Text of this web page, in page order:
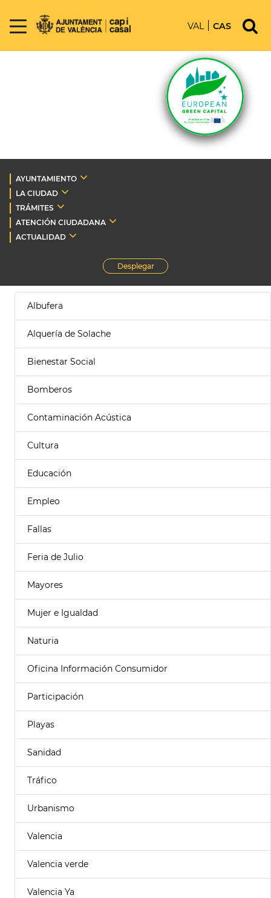
VAL CAS
AYUNTAMIENTO
LA CIUDAD
TRÁMITES
ATENCIÓN CIUDADANA
ACTUALIDAD
Desplegar
Albufera
Alquería de Solache
Bienestar Social
Bomberos
Contaminación Acústica
Cultura
Educación
Empleo
Fallas
Feria de Julio
Mayores
Mujer e Igualdad
Naturia
Oficina Información Consumidor
Participación
Playas
Sanidad
Tráfico
Urbanismo
Valencia
Valencia verde
Valencia Ya